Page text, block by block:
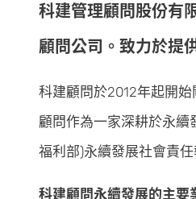
科建管理顧問股份有
顧問公司。致力於提
科建顧問於2012年起開
顧問作為一家深耕於永
福利部)永續發展社會責
科建顧問永續發展的主要